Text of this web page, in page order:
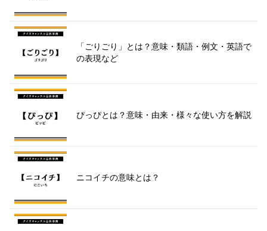
「ごりごり」とは？意味・類語・例文・英語で
の表現など
ぴっぴとは？意味・由来・様々な使い方を解説
ニコイチの意味とは？